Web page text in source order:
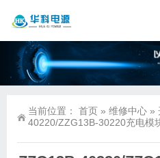
当前位置： 首页 » 维修中心 »
40220/ZZG13B-30220充电模